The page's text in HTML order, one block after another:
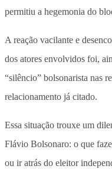
permitiu a hegemonia do
A reação vacilante e
dos atores envolvidos foi,
“silêncio” bolsonarista nas
relacionamento já citado.
Essa situação trouxe um
Flávio Bolsonaro: o que
ou ir atrás do eleitor